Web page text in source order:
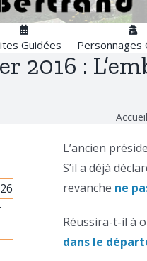
Guidées Personnages
2016 :
Accueil
L’ancien
S’il a déjà
revanche ne
Réussira-t-il à
dans le